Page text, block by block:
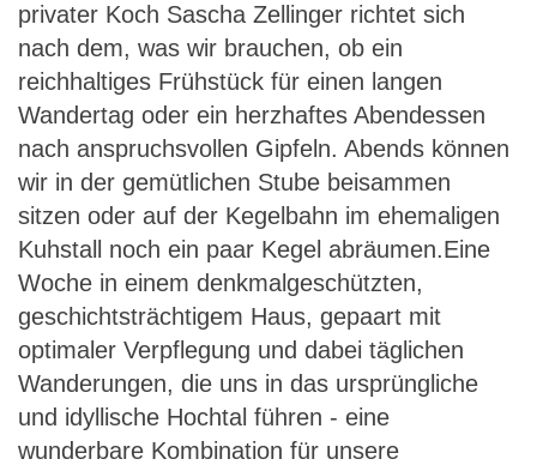
privater Koch Sascha Zellinger richtet sich
nach dem, was wir brauchen, ob ein
reichhaltiges Frühstück für einen langen
Wandertag oder ein herzhaftes Abendessen
nach anspruchsvollen Gipfeln. Abends können
wir in der gemütlichen Stube beisammen
sitzen oder auf der Kegelbahn im ehemaligen
Kuhstall noch ein paar Kegel abräumen.Eine
Woche in einem denkmalgeschützten,
geschichtsträchtigem Haus, gepaart mit
optimaler Verpflegung und dabei täglichen
Wanderungen, die uns in das ursprüngliche
und idyllische Hochtal führen - eine
wunderbare Kombination für unsere